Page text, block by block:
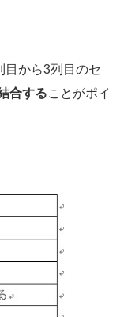
目から3列目のセ
合することがポイ